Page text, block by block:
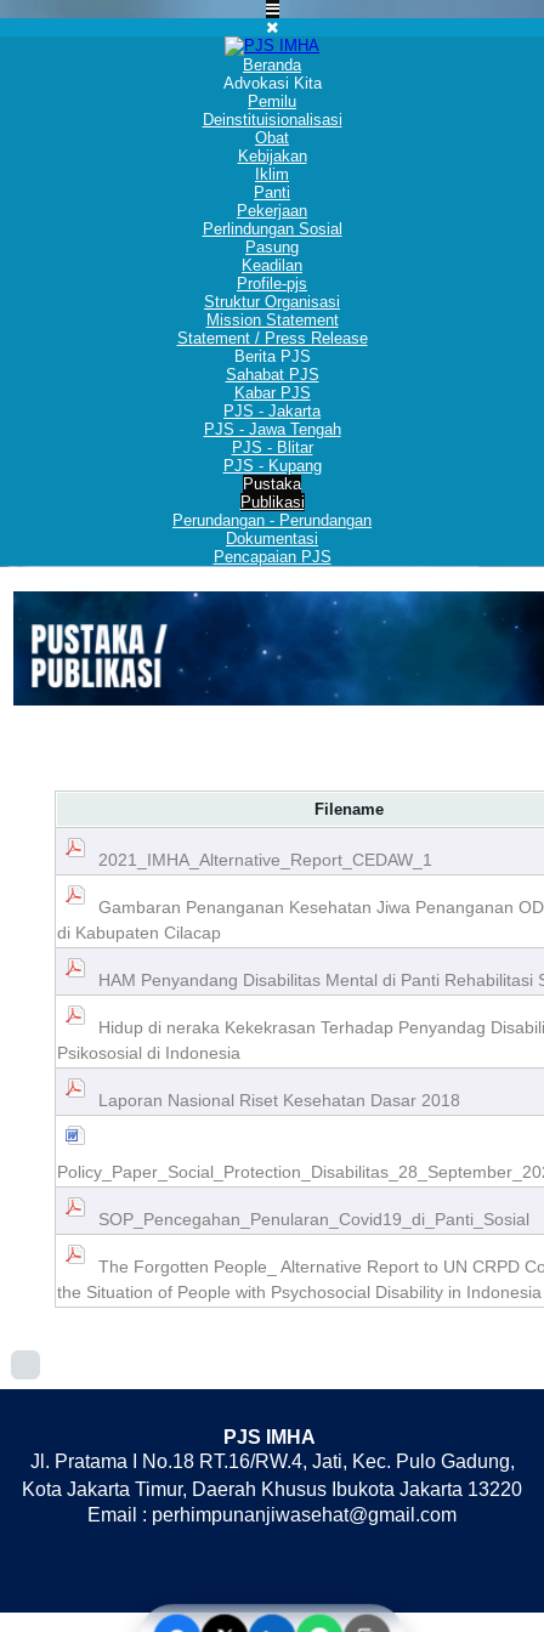
Beranda
Advokasi Kita
Pemilu
Deinstituisionalisasi
Obat
Kebijakan
Iklim
Panti
Pekerjaan
Perlindungan Sosial
Pasung
Keadilan
Profile-pjs
Struktur Organisasi
Mission Statement
Statement / Press Release
Berita PJS
Sahabat PJS
Kabar PJS
PJS - Jakarta
PJS - Jawa Tengah
PJS - Blitar
PJS - Kupang
Pustaka
Publikasi
Perundangan - Perundangan
Dokumentasi
Pencapaian PJS
Filename
2021_IMHA_Alternative_Report_CEDAW_1
Gambaran Penanganan Kesehatan Jiwa Penanganan
di Kabupaten Cilacap
HAM Penyandang Disabilitas Mental di Panti Rehabilitasi
Hidup di neraka Kekekrasan Terhadap Penyandag
Psikososial di Indonesia
Laporan Nasional Riset Kesehatan Dasar 2018
SOP_Pencegahan_Penularan_Covid19_di_Panti_Sosial
The Forgotten People_ Alternative Report to UN CRPD
the Situation of People with Psychosocial Disability in Indonesia
PJS IMHA
Jl. Pratama I No.18 RT.16/RW.4, Jati, Kec. Pulo Gadung,
Kota Jakarta Timur, Daerah Khusus Ibukota Jakarta 13220
Email : perhimpunanjiwasehat@gmail.com